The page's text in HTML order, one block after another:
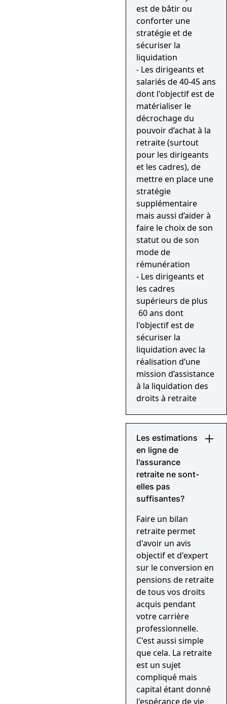
est de bâtir ou
conforter une
stratégie et de
sécuriser la
liquidation
- Les dirigeants et
salariés de 40-45 ans
dont l'objectif est de
matérialiser le
décrochage du
pouvoir d’achat à la
retraite (surtout
pour les dirigeants
et les cadres), de
mettre en place une
stratégie
supplémentaire
mais aussi d’aider à
faire le choix de son
statut ou de son
mode de
rémunération
- Les dirigeants et
les cadres
supérieurs de plus
60 ans dont
l'objectif est de
sécuriser la
liquidation avec la
réalisation d’une
mission d’assistance
à la liquidation des
droits à retraite
Les estimations
en ligne de
l'assurance
retraite ne sont-
elles pas
suffisantes?
Faire un bilan
retraite permet
d'avoir un avis
objectif et d'expert
sur le conversion en
pensions de retraite
de tous vos droits
acquis pendant
votre carrière
professionnelle.
C'est aussi simple
que cela. La retraite
est un sujet
compliqué mais
capital étant donné
l'espérance de vie